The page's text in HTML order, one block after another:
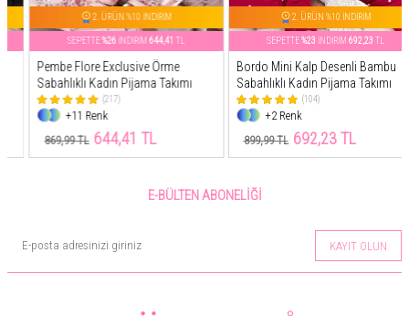
2. ÜRÜN %10 İNDİRİM
SEPETTE%26İNDİRİM644,41TL
Pembe Flore Exclusive Örme
Sabahlıklı Kadın Pijama Takımı
(217)
+11 Renk
869,99 TL 644,41 TL
2. ÜRÜN %10 İNDİRİM
SEPETTE%23İNDİRİM692,23TL
Bordo Mini Kalp Desenli Bambu
Sabahlıklı Kadın Pijama Takımı
(104)
+2 Renk
899,99 TL 692,23 TL
E-BÜLTEN ABONELIĞI
KAYIT OLUN